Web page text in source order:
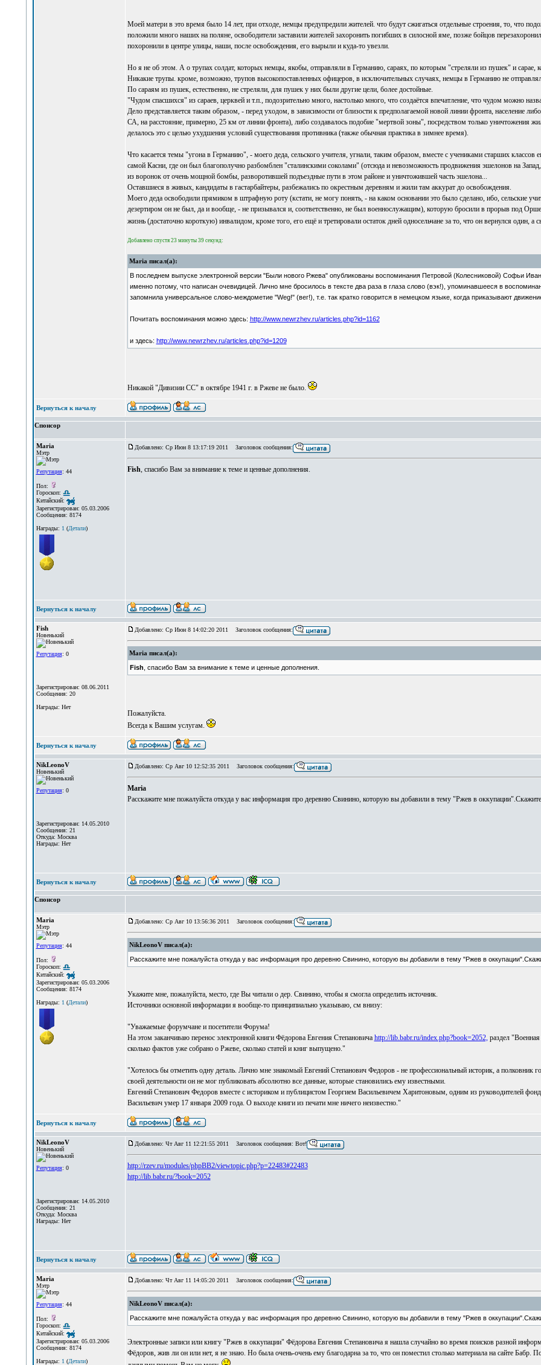
Моей матери в это время было 14 лет, при отходе, немцы предупредили жителей. что будут сжигаться отдельные строения, то, что
положили много наших на поляне, освободители заставили жителей захоронить погибших в силосной яме, позже бойцов
похоронили в центре улицы, наши, после освобождения, его вырыли и куда-то увезли.
Но я не об этом. А о трупах солдат, которых немцы, якобы, отправляли в Германию, сараях, по которым "стреляли из пушек" и сарае,
Никакие трупы. кроме, возможно, трупов высокопоставленных офицеров, в исключительных случаях, немцы в Германию не
По сараям из пушек, естественно, не стреляли, для пушек у них были другие цели, более достойные.
"Чудом спасшихся" из сараев, церквей и т.п., подозрительно много, настолько много, что создаётся впечатление, что чудом можно
Дело представляется таким образом, - перед уходом, в зависимости от близости к предполагаемой новой линии фронта, население
СА, на расстояние, примерно, 25 км от линии фронта), либо создавалось подобие "мертвой зоны", посредством только уничтожения
делалось это с целью ухудшения условий существования противника (также обычная практика в зимнее время).
Что касается темы "угона в Германию", - моего деда, сельского учителя, угнали, таким образом, вместе с учениками старших
самой Касни, где он был благополучно разбомблен "сталинскими соколами" (отсюда и невозможность продвижения эшелонов на
из воронок от очень мощной бомбы, разворотившей подъездные пути в этом районе и уничтожившей часть эшелона...
Оставшиеся в живых, кандидаты в гастарбайтеры, разбежались по окрестным деревням и жили там аккурат до освобождения.
Моего деда освободили прямиком в штрафную роту (кстати, не могу понять, - на каком основании это было сделано, ибо, сельские
дезертиром он не был, да и вообще, - не призывался и, соответственно, не был военнослужащим), которую бросили в прорыв под
жизнь (достаточно короткую) инвалидом, кроме того, его ещё и третировали остаток дней односельчане за то, что он вернулся один, а
Добавлено спустя 23 минуты 39 секунд:
Maria писал(а):
В последнем выпуске электронной версии "Были нового Ржева" опубликованы воспоминания Петровой (Колесниковой) Софьи
именно потому, что написан очевидицей. Лично мне бросилось в тексте два раза в глаза слово (вэк!), упоминавшееся в
запомнила универсальное слово-междометие "Weg!" (вег!), т.е. так кратко говорится в немецком языке, когда приказывают
Почитать воспоминания можно здесь: http://www.newrzhev.ru/articles.php?id=1162
и здесь: http://www.newrzhev.ru/articles.php?id=1209
Никакой "Дивизии СС" в октябре 1941 г. в Ржеве не было.
Вернуться к началу
Спонсор
Maria
Мэтр
Репутация: 44
Пол:
Гороскоп:
Китайский:
Зарегистрирован: 05.03.2006
Сообщения: 8174
Награды: 1(Детали)
Добавлено: Ср Июн 8 13:17:19 2011 Заголовок сообщения:
Fish, спасибо Вам за внимание к теме и ценные дополнения.
Вернуться к началу
Fish
Новенький
Репутация: 0
Зарегистрирован: 08.06.2011
Сообщения: 20
Награды: Нет
Добавлено: Ср Июн 8 14:02:20 2011 Заголовок сообщения:
Maria писал(а):
Fish , спасибо Вам за внимание к теме и ценные дополнения.
Пожалуйста.
Всегда к Вашим услугам.
Вернуться к началу
NikLeonoV
Новенький
Репутация: 0
Зарегистрирован: 14.05.2010
Сообщения: 21
Откуда: Москва
Награды: Нет
Добавлено: Ср Авг 10 12:52:35 2011 Заголовок сообщения:
Maria
Расскажите мне пожалуйста откуда у вас информация про деревню Свинино, которую вы добавили в тему "Ржев в
Вернуться к началу
Спонсор
Maria
Мэтр
Репутация: 44
Пол:
Гороскоп:
Китайский:
Зарегистрирован: 05.03.2006
Сообщения: 8174
Награды: 1(Детали)
Добавлено: Ср Авг 10 13:56:36 2011 Заголовок сообщения:
NikLeonoV писал(а):
Расскажите мне пожалуйста откуда у вас информация про деревню Свинино, которую вы добавили в тему "Ржев в
Укажите мне, пожалуйста, место, где Вы читали о дер. Свинино, чтобы я смогла определить источник.
Источники основной информации я вообще-то принципиально указываю, см внизу:
"Уважаемые форумчане и посетители Форума!
На этом заканчиваю перенос электронной книги Фёдорова Евгения Степановича http://lib.babr.ru/index.php?book=2052,раздел "Военная
сколько фактов уже собрано о Ржеве, сколько статей и книг выпущено."
"Хотелось бы отметить одну деталь. Лично мне знакомый Евгений Степанович Федоров - не профессиональный историк, а полковник
своей деятельности он не мог публиковать абсолютно все данные, которые становились ему известными.
Евгений Степанович Федоров вместе с историком и публицистом Георгием Васильевичем Харитоновым, одним из руководителей
Васильевич умер 17 января 2009 года. О выходе книги из печати мне ничего неизвестно."
Вернуться к началу
NikLeonoV
Новенький
Репутация: 0
Зарегистрирован: 14.05.2010
Сообщения: 21
Откуда: Москва
Награды: Нет
Добавлено: Чт Авг 11 12:21:55 2011 Заголовок сообщения: Вот!
http://rzev.ru/modules/phpBB2/viewtopic.php?p=22483#22483
http://lib.babr.ru/?book=2052
Вернуться к началу
Maria
Мэтр
Репутация: 44
Пол:
Гороскоп:
Китайский:
Зарегистрирован: 05.03.2006
Сообщения: 8174
Награды: 1(Детали)
Добавлено: Чт Авг 11 14:05:20 2011 Заголовок сообщения:
NikLeonoV писал(а):
Расскажите мне пожалуйста откуда у вас информация про деревню Свинино, которую вы добавили в тему "Ржев в
Электронные записи или книгу "Ржев в оккупации" Фёдорова Евгения Степановича я нашла случайно во время поисков разной
Фёдоров, жив ли он или нет, я не знаю. Но была очень-очень ему благодарна за то, что он поместил столько материала на сайте